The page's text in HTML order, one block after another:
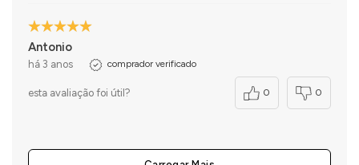
Antonio
há 3 anos comprador verificado
esta avaliação foi útil? 0 0